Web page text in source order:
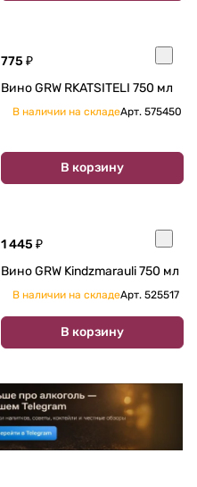
775 ₽
Вино GRW RKATSITELI 750 мл
В наличии на складеАрт. 575450
В корзину
1 445 ₽
Вино GRW Kindzmarauli 750 мл
В наличии на складеАрт. 525517
В корзину